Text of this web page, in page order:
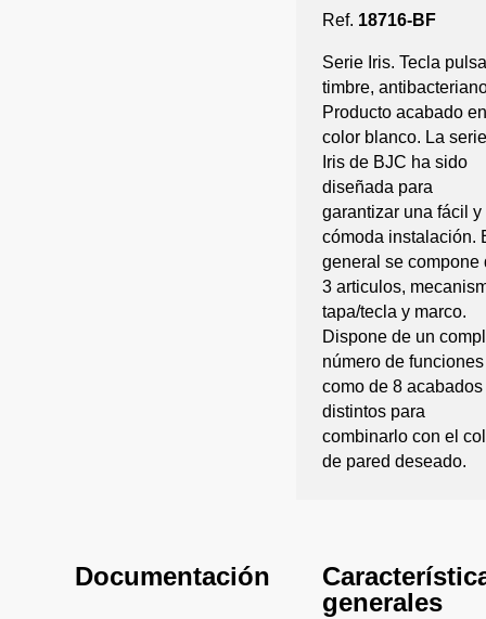
Ref. 18716-BF
Serie Iris. Tecla
timbre,
Producto acabado en
color blanco. La serie
Iris de BJC ha sido
diseñada para
garantizar una fácil y
cómoda instalación.
general se compone
3 articulos,
tapa/tecla y marco.
Dispone de un
número de
como de 8 acabados
distintos para
combinarlo con el
de pared deseado.
Documentación
generales